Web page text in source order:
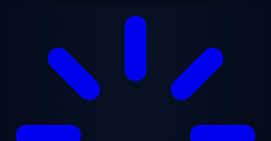
Перейти к основному содержанию